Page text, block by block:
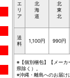
エ
リ
ア
北
海
道
北
東
北
送
料
1,100円 990円
※【個別梱包】【メーカ
県除く）。
※沖縄・離島へのお届け